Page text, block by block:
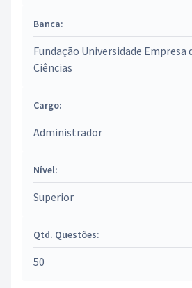
Banca:
Fundação Universidade Empresa
Ciências
Cargo:
Administrador
Nível:
Superior
Qtd. Questões:
50